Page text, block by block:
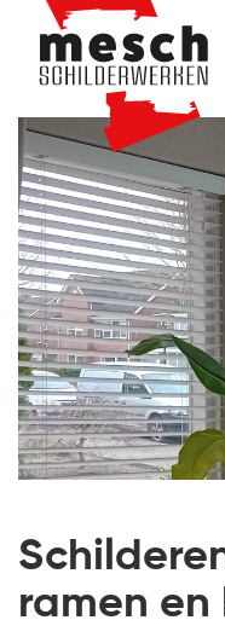
ramen en